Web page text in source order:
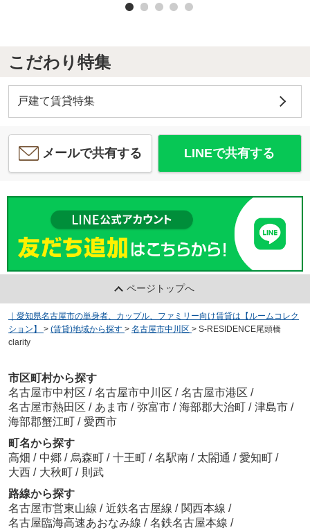
こだわり特集
戸建て賃貸特集
メールで共有する LINEで共有する
ページトップへ
｜愛知県名古屋市の単身者、カップル、ファミリー向け賃貸は【ルームコレク
ション】
> (賃貸)地域から探す > 名古屋市中川区 > S-RESIDENCE尾頭橋
clarity
市区町村から探す
名古屋市中村区 / 名古屋市中川区 / 名古屋市港区 /
名古屋市熱田区 / あま市 / 弥富市 / 海部郡大治町 / 津島市 /
海部郡蟹江町 / 愛西市
町名から探す
高畑 / 中郷 / 烏森町 / 十王町 / 名駅南 / 太閤通 / 愛知町 /
大西 / 大秋町 / 則武
路線から探す
名古屋市営東山線 / 近鉄名古屋線 / 関西本線 /
名古屋臨海高速あおなみ線 / 名鉄名古屋本線 /